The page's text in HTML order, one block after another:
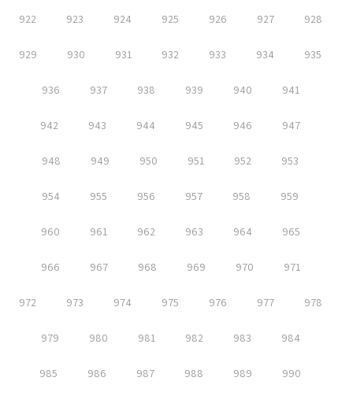
922 923 924 925 926 927 928
929 930 931 932 933 934 935
936 937 938 939 940 941
942 943 944 945 946 947
948 949 950 951 952 953
954 955 956 957 958 959
960 961 962 963 964 965
966 967 968 969 970 971
972 973 974 975 976 977 978
979 980 981 982 983 984
985 986 987 988 989 990